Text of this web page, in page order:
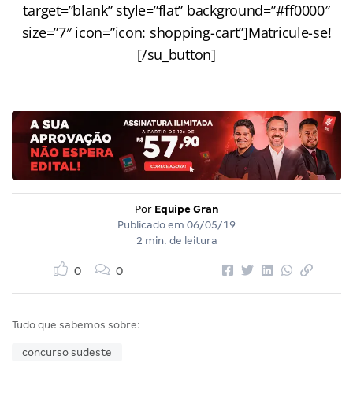
target=”blank” style=”flat” background=”#ff0000″
size=”7″ icon=”icon: shopping-cart”]Matricule-se!
[/su_button]
Por Equipe Gran
Publicado em 06/05/19
2 min. de leitura
0 0
Tudo que sabemos sobre:
concurso sudeste